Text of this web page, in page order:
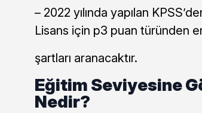
– 2022 yılında yapılan
Lisans için p3 puan türünden
şartları aranacaktır.
Eğitim Seviyesine
Nedir?